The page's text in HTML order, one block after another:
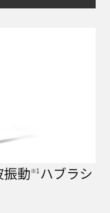
振動※1 ハブラシ